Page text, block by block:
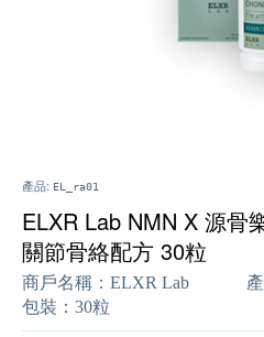
產品: EL_ra01
ELXR Lab NMN X 源骨
關節骨絡配方 30粒
商戶名稱： ELXR Lab
包裝： 30粒